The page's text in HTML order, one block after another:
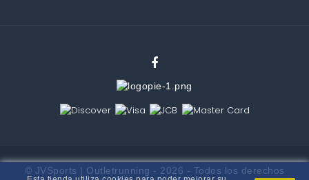
© JVSports | Outletrunning - 2026 - Todos los derechos